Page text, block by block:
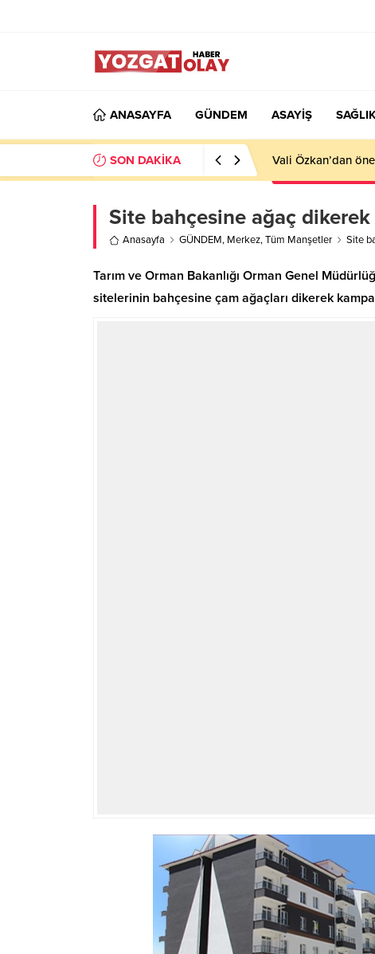
ANASAYFA GÜNDEM ASAYİŞ
SON DAKİKA Vali Özkan’dan
Site bahçesine ağaç
Anasayfa GÜNDEM, Merkez,Tüm Manşetler Site
Tarım ve Orman Bakanlığı Orman Genel
sitelerinin bahçesine çam ağaçları dikerek